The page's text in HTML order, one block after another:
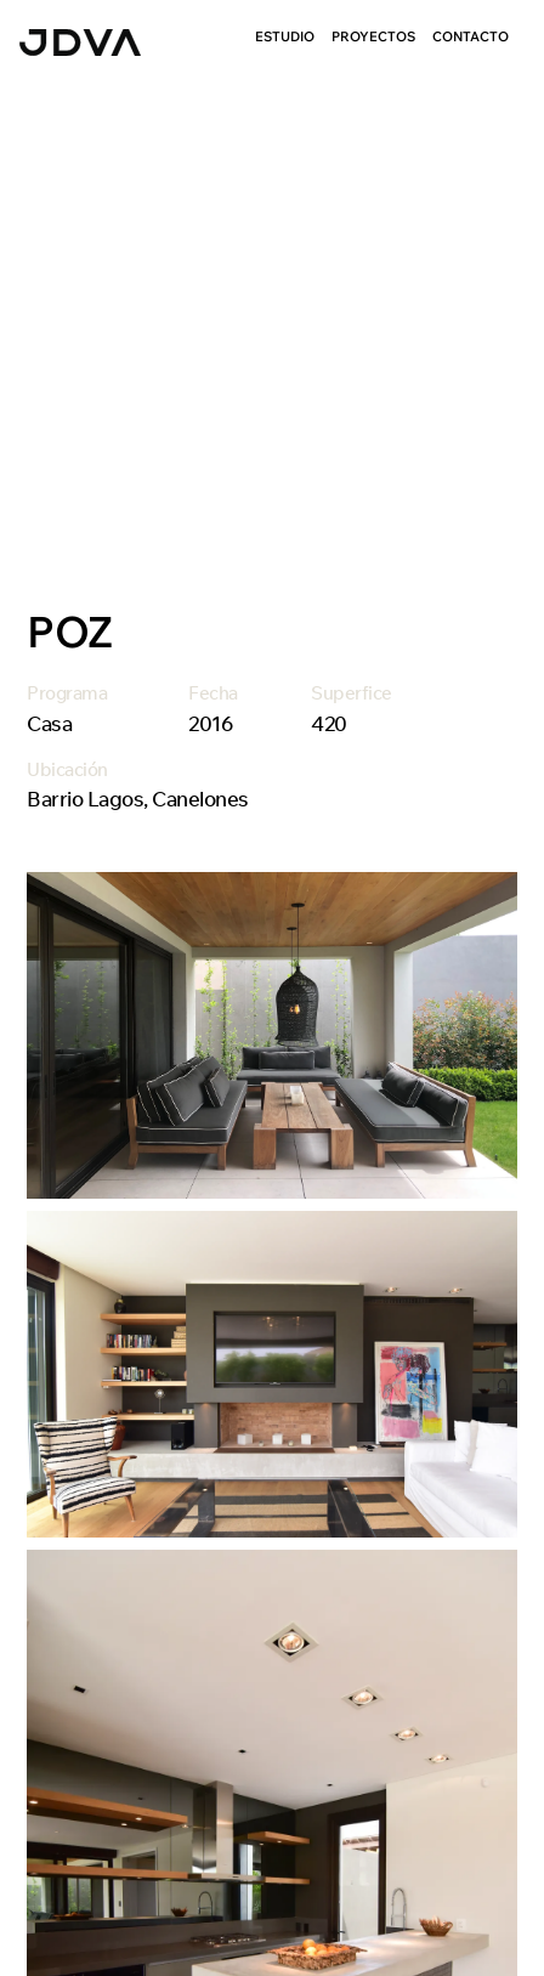
ESTUDIO PROYECTOS CONTACTO
POZ
Programa
Casa
Fecha
2016
Superfice
420
Ubicación
Barrio Lagos, Canelones